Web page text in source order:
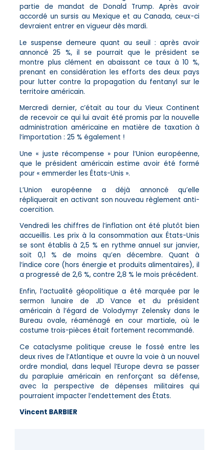
partie de mandat de Donald Trump. Après avoir
accordé un sursis au Mexique et au Canada, ceux-ci
devraient entrer en vigueur dès mardi.
Le suspense demeure quant au seuil : après avoir
annoncé 25 %, il se pourrait que le président se
montre plus clément en abaissant ce taux à 10 %,
prenant en considération les efforts des deux pays
pour lutter contre la propagation du fentanyl sur le
territoire américain.
Mercredi dernier, c’était au tour du Vieux Continent
de recevoir ce qui lui avait été promis par la nouvelle
administration américaine en matière de taxation à
l’importation : 25 % également !
Une « juste récompense » pour l’Union européenne,
que le président américain estime avoir été formé
pour « emmerder les États-Unis ».
L’Union européenne a déjà annoncé qu’elle
répliquerait en activant son nouveau règlement anti-
coercition.
Vendredi les chiffres de l’inflation ont été plutôt bien
accueillis. Les prix à la consommation aux États-Unis
se sont établis à 2,5 % en rythme annuel sur janvier,
soit 0,1 % de moins qu’en décembre. Quant à
l’indice core (hors énergie et produits alimentaires), il
a progressé de 2,6 %, contre 2,8 % le mois précédent.
Enfin, l’actualité géopolitique a été marquée par le
sermon lunaire de JD Vance et du président
américain à l’égard de Volodymyr Zelensky dans le
Bureau ovale, réaménagé en cour martiale, où le
costume trois-pièces était fortement recommandé.
Ce cataclysme politique creuse le fossé entre les
deux rives de l’Atlantique et ouvre la voie à un nouvel
ordre mondial, dans lequel l’Europe devra se passer
du parapluie américain en renforçant sa défense,
avec la perspective de dépenses militaires qui
pourraient impacter l’endettement des États.
Vincent BARBIER